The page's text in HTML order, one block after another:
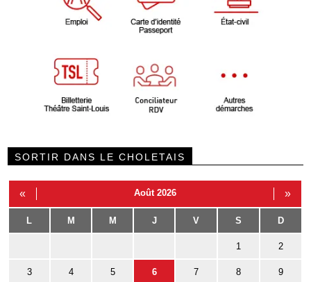
SORTIR DANS LE CHOLETAIS
« Août 2026 »
L M M J V S D
1 2
3 4 5 6 7 8 9